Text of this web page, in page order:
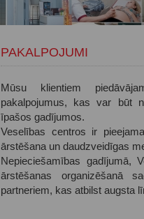
PAKALPOJUMI
Mūsu klientiem
pakalpojumus, kas var būt
īpašos gadījumos.
Veselības centros ir
ārstēšana un daudzveidīgas
Nepieciešamības gadījumā,
ārstēšanas organizēšanā
partneriem, kas atbilst augsta